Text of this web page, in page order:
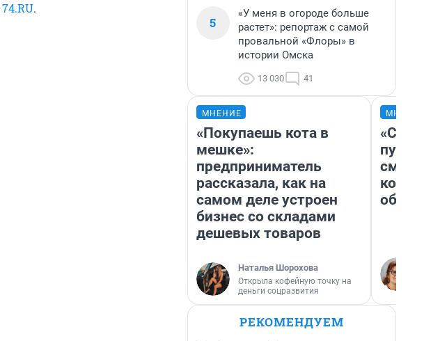
74.RU.
5
«У меня в огороде больше
растет»: репортаж с самой
провальной «Флоры» в
истории Омска
13 030 41
МНЕНИЕ
«Покупаешь кота в
мешке»:
предприниматель
рассказала, как на
самом деле устроен
бизнес со складами
дешевых товаров
Наталья Шорохова
Открыла кофейную точку на
деньги соцразвития
РЕКОМЕНДУЕМ